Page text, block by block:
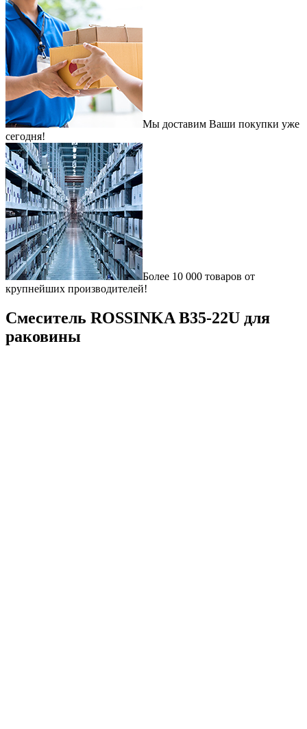
Мы доставим Ваши покупки уже
сегодня!
Более 10 000 товаров от
крупнейших производителей!
Смеситель ROSSINKA B35-22U для
раковины